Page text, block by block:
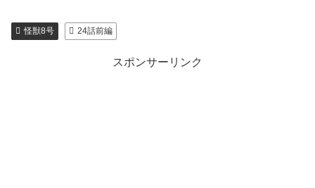
怪獣8号 24話前編
スポンサーリンク